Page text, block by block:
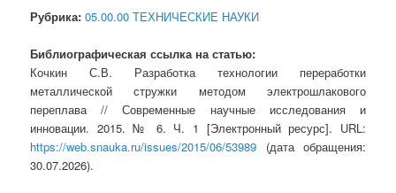
Рубрика: 05.00.00 ТЕХНИЧЕСКИЕ НАУКИ
Библиографическая ссылка на статью:
Кочкин С.В. Разработка технологии переработки
металлической стружки методом электрошлакового
переплава // Современные научные исследования и
инновации. 2015. № 6. Ч. 1 [Электронный ресурс]. URL:
https://web.snauka.ru/issues/2015/06/53989 (дата обращения:
30.07.2026).